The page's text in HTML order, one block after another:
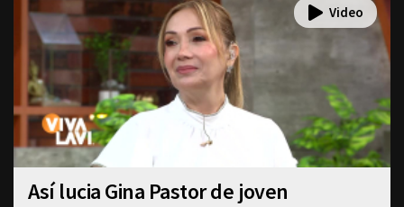
Así lucia Gina Pastor de joven